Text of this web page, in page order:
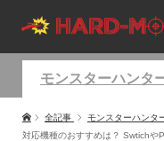
モンスターハンタ
全記事 モンスターハンタ
対応機種のおすすめは？ Swtichや